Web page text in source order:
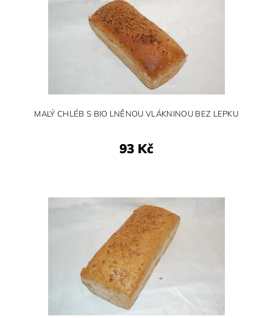
MALÝ CHLÉB S BIO LNĚNOU VLÁKNINOU BEZ LEPKU
93 Kč